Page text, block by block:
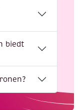
biedt